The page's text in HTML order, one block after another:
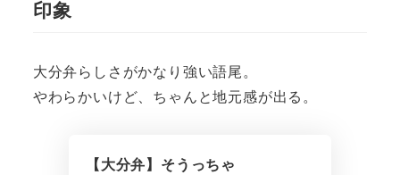
印象
大分弁らしさがかなり強い語尾。
やわらかいけど、ちゃんと地元感が出る。
【大分弁】そうっちゃ